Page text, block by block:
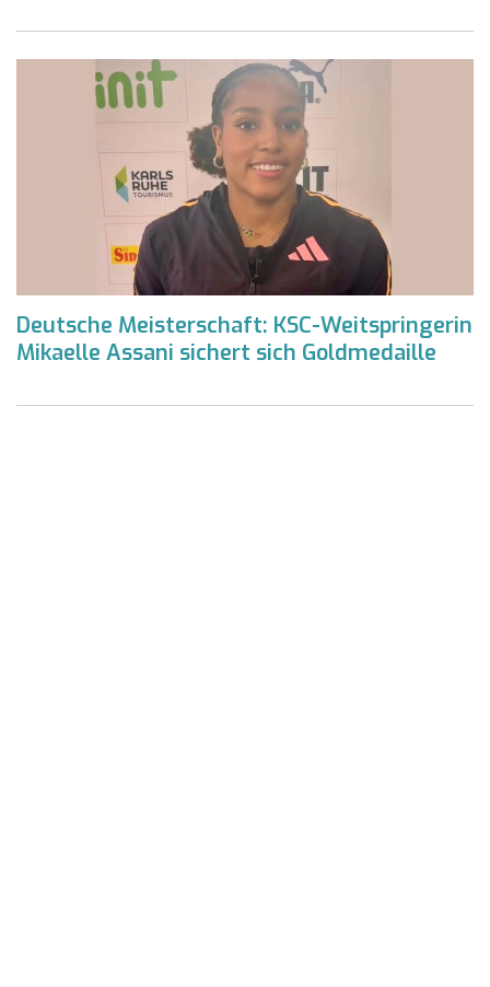
Deutsche Meisterschaft: KSC-Weitspringerin
Mikaelle Assani sichert sich Goldmedaille